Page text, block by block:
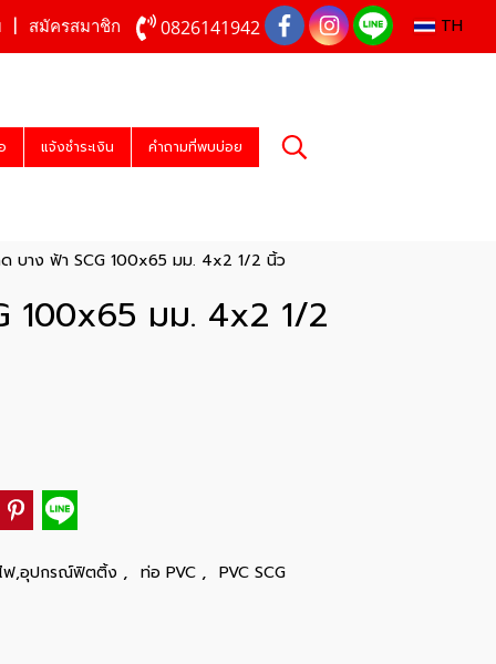
สมัครสมาชิก 0826141942 TH
แจ้งชำระเงิน คำถามที่พบบ่อย
บาง ฟ้า SCG 100x65 มม. 4x2 1/2 นิ้ว
100x65 มม. 4x2 1/2
ฟ,อุปกรณ์ฟิตติ้ง , ท่อ PVC , PVC SCG